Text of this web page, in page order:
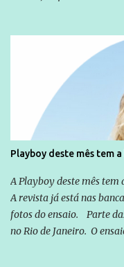
empreendedor da
cotidiana, corriqueira e
você já esta acostumado
que possibilite distribuir
forma consistente a
cidadão brasileiro não
da Lava Jato, Reformas
quem vai ser preso ou
simples ao mais burguês,
seus direitos e deveres em
Playboy deste mês tem
A Playboy deste mês
A revista já está nas
fotos do ensaio. Parte
no Rio de Janeiro. O